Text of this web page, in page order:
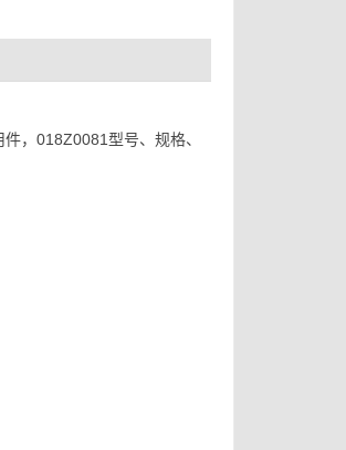
，018Z0081型号、规格、